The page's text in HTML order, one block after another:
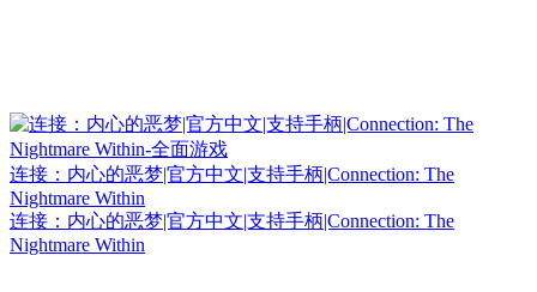
连接：内心的恶梦|官方中文|支持手柄|Connection: The
Nightmare Within
连接：内心的恶梦|官方中文|支持手柄|Connection: The
Nightmare Within